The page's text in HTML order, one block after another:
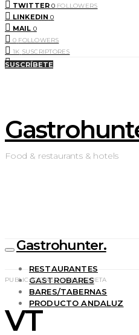
TWITTER 0 FOLLOWERS
LINKEDIN 0
MAIL 0
0 FOLLOWERS
1K SUSCRIPTORES
0 LIKES
SUSCRÍBETE
Food & restaurants & hotels
Gastrohunter.
RESTAURANTES
GASTROBARES
BARES/TABERNAS
PRODUCTO ANDALUZ
PUBLICACIONES POR ETIQUETA
VT